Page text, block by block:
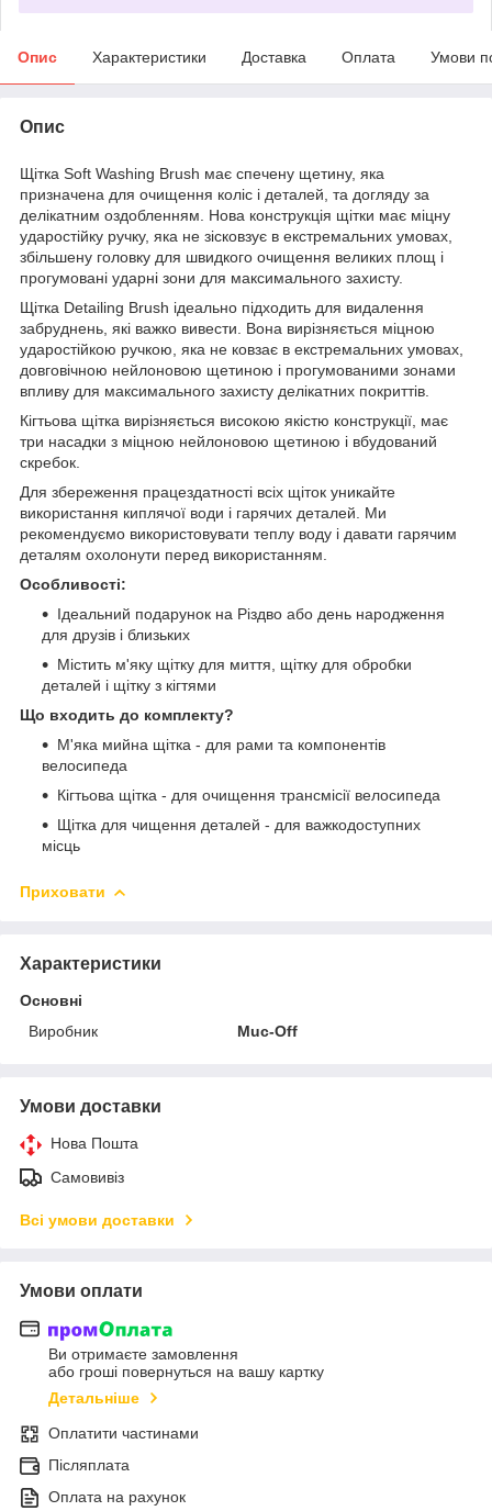
Опис Характеристики Доставка Оплата Умови
Опис
Щітка Soft Washing Brush має спечену щетину, яка
призначена для очищення коліс і деталей, та догляду за
делікатним оздобленням. Нова конструкція щітки має міцну
ударостійку ручку, яка не зісковзує в екстремальних умовах,
збільшену головку для швидкого очищення великих площ і
прогумовані ударні зони для максимального захисту.
Щітка Detailing Brush ідеально підходить для видалення
забруднень, які важко вивести. Вона вирізняється міцною
ударостійкою ручкою, яка не ковзає в екстремальних умовах,
довговічною нейлоновою щетиною і прогумованими зонами
впливу для максимального захисту делікатних покриттів.
Кігтьова щітка вирізняється високою якістю конструкції, має
три насадки з міцною нейлоновою щетиною і вбудований
скребок.
Для збереження працездатності всіх щіток уникайте
використання киплячої води і гарячих деталей. Ми
рекомендуємо використовувати теплу воду і давати гарячим
деталям охолонути перед використанням.
Особливості:
Ідеальний подарунок на Різдво або день народження
для друзів і близьких
Містить м'яку щітку для миття, щітку для обробки
деталей і щітку з кігтями
Що входить до комплекту?
М'яка мийна щітка - для рами та компонентів
велосипеда
Кігтьова щітка - для очищення трансмісії велосипеда
Щітка для чищення деталей - для важкодоступних
місць
Приховати
Характеристики
Основні
Виробник
Muc-Off
Умови доставки
Нова Пошта
Самовивіз
Всі умови доставки
Умови оплати
Ви отримаєте замовлення
або гроші повернуться на вашу картку
Детальніше
Оплатити частинами
Післяплата
Оплата на рахунок